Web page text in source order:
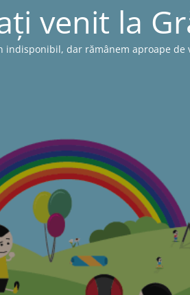
venit la
indisponibil, dar rămânem aproape